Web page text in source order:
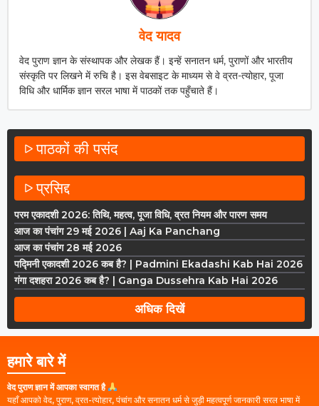
वेद यादव
वेद पुराण ज्ञान के संस्थापक और लेखक हैं। इन्हें सनातन धर्म, पुराणों और भारतीय
संस्कृति पर लिखने में रुचि है। इस वेबसाइट के माध्यम से वे व्रत-त्योहार, पूजा
विधि और धार्मिक ज्ञान सरल भाषा में पाठकों तक पहुँचाते हैं।
पाठकों की पसंद
प्रसिद्द
परम एकादशी 2026: तिथि, महत्व, पूजा विधि, व्रत नियम और पारण समय
आज का पंचांग 29 मई 2026 | Aaj Ka Panchang
आज का पंचांग 28 मई 2026
पद्मिनी एकादशी 2026 कब है? | Padmini Ekadashi Kab Hai 2026
गंगा दशहरा 2026 कब है? | Ganga Dussehra Kab Hai 2026
अधिक दिखें
हमारे बारे में
वेद पुराण ज्ञान में आपका स्वागत है
यहाँ आपको वेद, पुराण, व्रत-त्योहार, पंचांग और सनातन धर्म से जुड़ी महत्वपूर्ण जानकारी सरल भाषा में